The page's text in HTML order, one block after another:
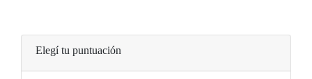
Elegí tu puntuación